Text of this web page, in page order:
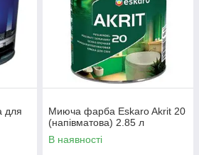
для
Миюча фарба Eskaro Akrit 20
(напівматова) 2.85 л
В наявності